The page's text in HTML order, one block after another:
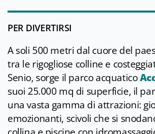
PER DIVERTIRSI
A soli 500 metri dal cuore del
tra le rigogliose colline e
Senio, sorge il parco acquatico
suoi 25.000 mq di superficie, il
una vasta gamma di attrazioni:
emozionanti, scivoli che si